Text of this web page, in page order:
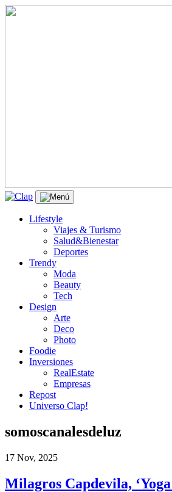
Lifestyle
Viajes & Turismo
Salud&Bienestar
Deportes
Trendy
Moda
Beauty
Tech
Design
Arte
Deco
Photo
Foodie
Inversiones
RealEstate
Empresas
Repost
Universo Clap!
somoscanalesdeluz
17 Nov, 2025
Milagros Capdevila, ‘Yoga